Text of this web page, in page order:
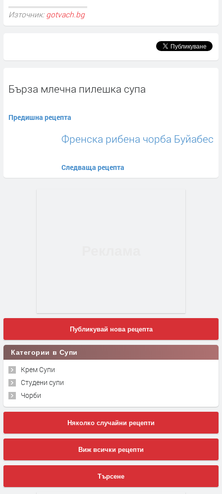
Източник: gotvach.bg
Бърза млечна пилешка супа
Предишна рецепта
Френска рибена чорба Буйабес
Следваща рецепта
Публикувай нова рецепта
Категории в Супи
Крем Супи
Студени супи
Чорби
Няколко случайни рецепти
Виж всички рецепти
Търсене